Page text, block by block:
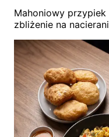
Mahoniowy
zbliżenie na